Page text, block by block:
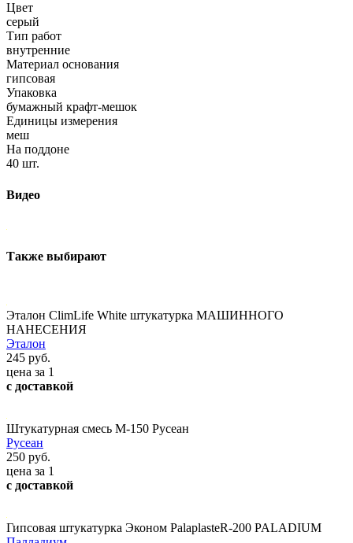
Цвет
серый
Тип работ
внутренние
Материал основания
гипсовая
Упаковка
бумажный крафт-мешок
Единицы измерения
меш
На поддоне
40 шт.
Видео
Также выбирают
Эталон ClimLife White штукатурка МАШИННОГО
НАНЕСЕНИЯ
Эталон
245 руб.
цена за 1
с доставкой
Штукатурная смесь М-150 Русеан
Русеан
250 руб.
цена за 1
с доставкой
Гипсовая штукатурка Эконом PalaplasteR-200 PALADIUM